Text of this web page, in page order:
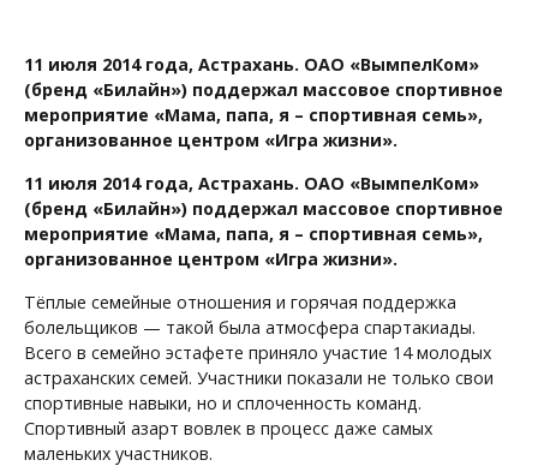
11 июля 2014 года, Астрахань. ОАО «ВымпелКом»
(бренд «Билайн») поддержал массовое спортивное
мероприятие «Мама, папа, я – спортивная семь»,
организованное центром «Игра жизни».
11 июля 2014 года, Астрахань. ОАО «ВымпелКом»
(бренд «Билайн») поддержал массовое спортивное
мероприятие «Мама, папа, я – спортивная семь»,
организованное центром «Игра жизни».
Тёплые семейные отношения и горячая поддержка
болельщиков — такой была атмосфера спартакиады.
Всего в семейно эстафете приняло участие 14 молодых
астраханских семей. Участники показали не только свои
спортивные навыки, но и сплоченность команд.
Спортивный азарт вовлек в процесс даже самых
маленьких участников.